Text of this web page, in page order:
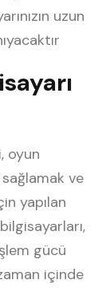
uzun
, oyun
sağlamak ve
yapılan
gücü
içinde